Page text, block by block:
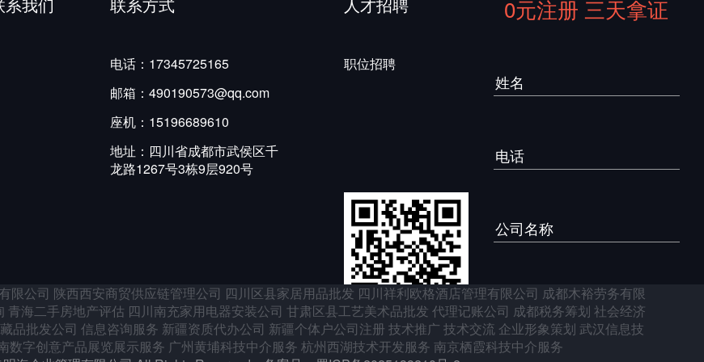
电话：17345725165
邮箱：490190573@qq.com
座机：15196689610
地址：四川省成都市武侯区千
龙路1267号3栋9层920号
职位招聘
0元注册 三天拿证
立即核名
限公司 陕西西安商贸供应链管理公司 四川区县家居用品批发 四川祥利欧格酒店管理有限公司 成都木裕劳务有限
青海二手房地产评估 四川南充家用电器安装公司 甘肃区县工艺美术品批发 代理记账公司 成都税务筹划 社会经济
品批发公司 信息咨询服务 新疆资质代办公司 新疆个体户公司注册 技术推广 技术交流 企业形象策划 武汉信息技
数字创意产品展览展示服务 广州黄埔科技中介服务 杭州西湖技术开发服务 南京栖霞科技中介服务